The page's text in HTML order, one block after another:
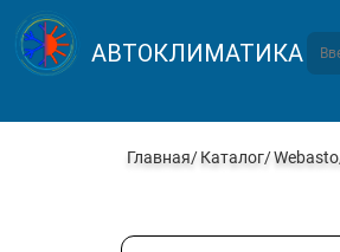
АВТОКЛИМАТИКА
Главная Каталог Webasto